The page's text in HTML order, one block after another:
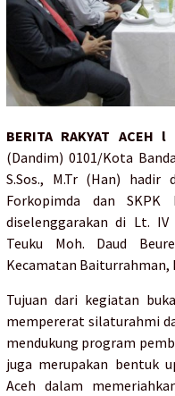
BERITA RAKYAT ACEH
(Dandim) 0101/Kota
S.Sos., M.Tr (Han) hadir
Forkopimda dan
diselenggarakan di Lt. IV
Teuku Moh. Daud
Kecamatan Baiturrahman,
Tujuan dari kegiatan
mempererat silaturahmi
mendukung program
juga merupakan bentuk
Aceh dalam